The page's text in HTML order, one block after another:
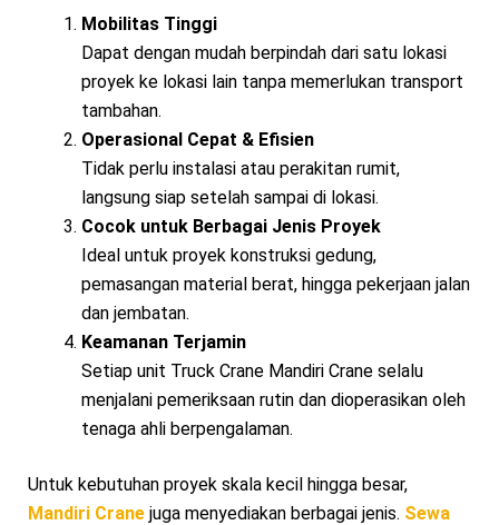
Mobilitas Tinggi
Dapat dengan mudah berpindah dari satu lokasi
proyek ke lokasi lain tanpa memerlukan transport
tambahan.
Operasional Cepat & Efisien
Tidak perlu instalasi atau perakitan rumit,
langsung siap setelah sampai di lokasi.
Cocok untuk Berbagai Jenis Proyek
Ideal untuk proyek konstruksi gedung,
pemasangan material berat, hingga pekerjaan jalan
dan jembatan.
Keamanan Terjamin
Setiap unit Truck Crane Mandiri Crane selalu
menjalani pemeriksaan rutin dan dioperasikan oleh
tenaga ahli berpengalaman.
Untuk kebutuhan proyek skala kecil hingga besar,
Mandiri Crane juga menyediakan berbagai jenis. Sewa